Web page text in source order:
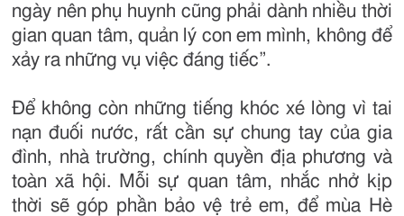
ngày nên phụ huynh cũng phải dành nhiều thời
gian quan tâm, quản lý con em mình, không để
xảy ra những vụ việc đáng tiếc”.
Để không còn những tiếng khóc xé lòng vì tai
nạn đuối nước, rất cần sự chung tay của gia
đình, nhà trường, chính quyền địa phương và
toàn xã hội. Mỗi sự quan tâm, nhắc nhở kịp
thời sẽ góp phần bảo vệ trẻ em, để mùa Hè